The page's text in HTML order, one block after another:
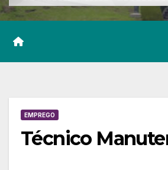
EMPREGO
Técnico